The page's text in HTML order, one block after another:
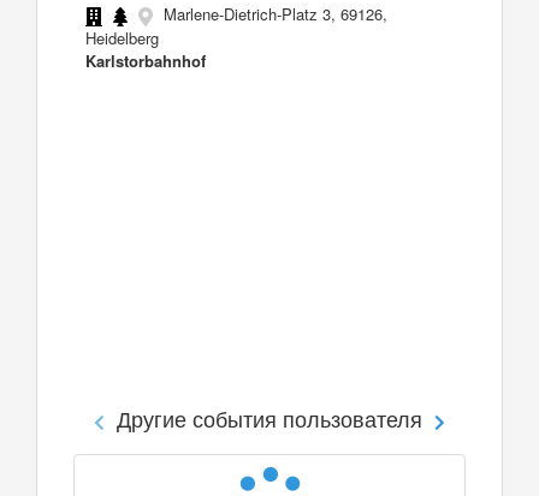
Marlene-Dietrich-Platz 3, 69126,
Heidelberg
Karlstorbahnhof
Другие события пользователя